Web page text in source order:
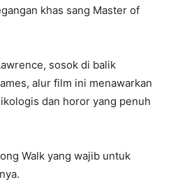
khas sang Master of
sosok di balik
alur film ini menawarkan
dan horor yang penuh
Walk yang wajib untuk